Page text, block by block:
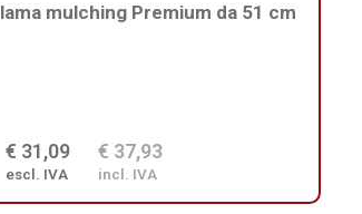
lama mulching Premium da 51 cm
€ 31,09
escl. IVA
€ 37,93
incl. IVA